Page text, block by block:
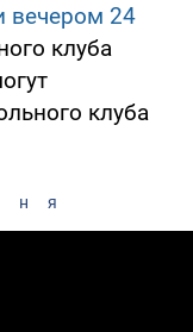
вечером 24
клуба
клуба